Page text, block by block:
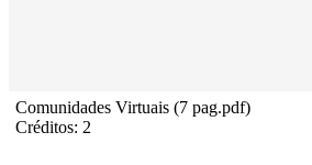
Comunidades Virtuais (7 pag.pdf)
Créditos: 2